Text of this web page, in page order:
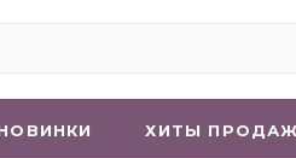
ХИТЫ ПРОДАЖ